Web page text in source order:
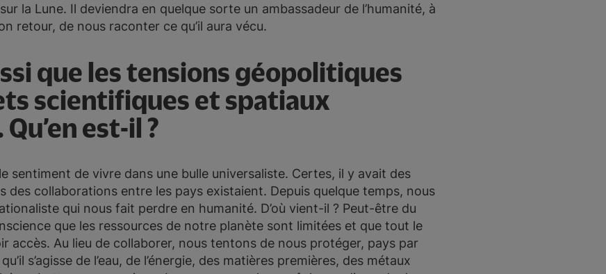
la Lune. Il deviendra en quelque sorte un ambassadeur de l’humanité, à
retour, de nous raconter ce qu’il aura vécu.
que les tensions géopolitiques
scientifiques et spatiaux
est-il ?
le sentiment de vivre dans une bulle universaliste. Certes, il y avait des
des collaborations entre les pays existaient. Depuis quelque temps, nous
qui nous fait perdre en humanité. D’où vient-il ? Peut-être du
que les ressources de notre planète sont limitées et que tout le
accès. Au lieu de collaborer, nous tentons de nous protéger, pays par
s’agisse de l’eau, de l’énergie, des matières premières, des métaux